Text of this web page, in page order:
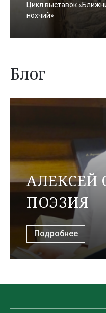
Цикл выставок
нохчий»
Блог
АЛЕКСЕЙ
ПОЭЗИЯ
Подробнее